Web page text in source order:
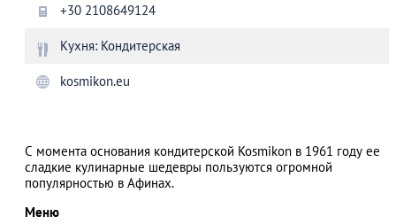
АЗАД
+30 2108649124
Кухня: Кондитерская
kosmikon.eu
C момента основания кондитерской Kosmikon в 1961 году ее
сладкие кулинарные шедевры пользуются огромной
популярностью в Афинах.
Меню